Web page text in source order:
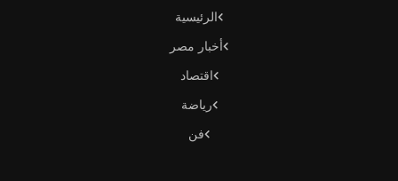
الرئيسية
أخبار مصر
اقتصاد
رياضة
فن